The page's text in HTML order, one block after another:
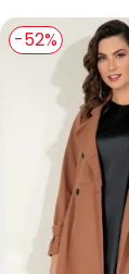
-52%